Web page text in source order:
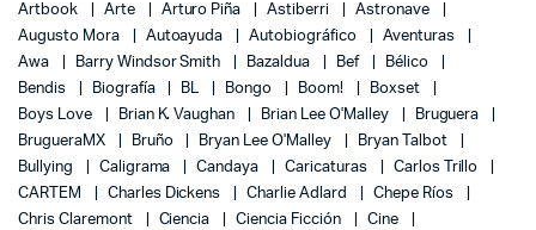
Artbook
Arte Arturo Piña Astiberri
Astronave
Augusto Mora
Autoayuda Autobiográfico
Aventuras
Awa
Barry Windsor Smith Bazaldua Bef
Bélico
Bendis
Biografía BL Bongo Boom!
Boxset
Boys Love
Brian K. Vaughan Brian Lee O'Malley
Bruguera
BrugueraMX
Bruño Bryan Lee O'Malley
Bryan Talbot
Bullying
Caligrama Candaya Caricaturas
Carlos Trillo
CARTEM
Charles Dickens Charlie Adlard
Chepe Ríos
Chris Claremont
Ciencia Ciencia Ficción
Cine